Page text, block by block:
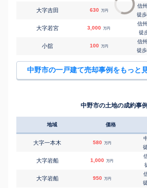
大字吉田 630 万円
信
徒歩
大字若宮 3,000 万円
信
徒
小舘 100 万円
信
徒歩
中野市の一戸建て売却事例をもっと
中野市の土地の成約事例
地域 価格
大字一本木 580 万円
大字岩船 1,000 万円
大字岩船 950 万円